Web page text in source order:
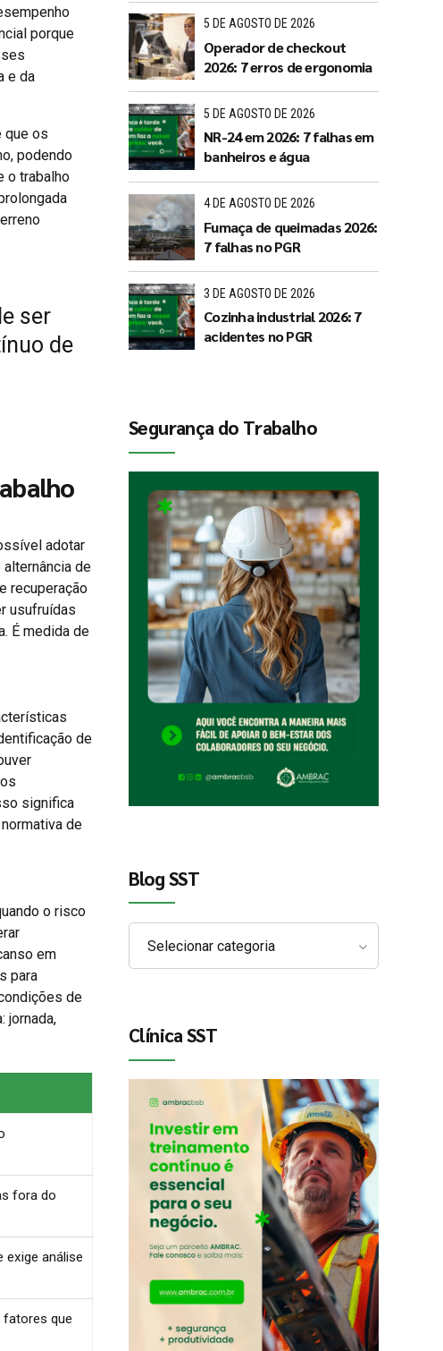
porque
e da
que os
podendo
o trabalho
ser
de
adotar
de
recuperação
usufruídas
É medida de
de
significa
de
o risco
em
para
de
jornada,
fora do
exige análise
fatores que
5 DE AGOSTO DE 2026
Operador de checkout
2026: 7 erros de ergonomia
5 DE AGOSTO DE 2026
NR-24 em 2026: 7 falhas em
banheiros e água
4 DE AGOSTO DE 2026
Fumaça de queimadas 2026:
7 falhas no PGR
3 DE AGOSTO DE 2026
Cozinha industrial 2026: 7
acidentes no PGR
Segurança do Trabalho
Blog SST
Selecionar categoria
Clínica SST